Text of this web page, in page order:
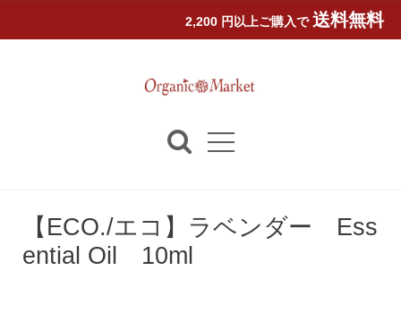
2,200 円以上ご購入で 送料無料
【ECO./エコ】ラベンダー Ess
ential Oil 10ml